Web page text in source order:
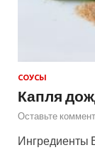
СОУСЫ
Капля
Оставьте
Ингредиенты